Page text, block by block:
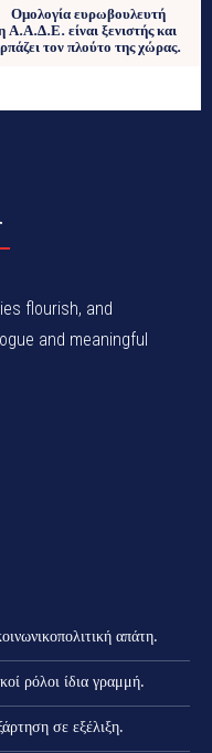
Ομολογία ευρωβουλευτή
Α.Α.Δ.Ε. είναι ξενιστής και
τον πλούτο της χώρας.
flourish, and
and meaningful
απάτη.
ρόλοι ίδια γραμμή.
σε εξέλιξη.